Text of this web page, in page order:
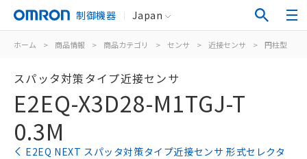
制御機器 Japan
ホーム > 商品情報 > 商品カテゴリ > センサ > 近接センサ > 円柱型
スパッタ対策タイプ近接センサ
E2EQ-X3D28-M1TGJ-T
0.3M
E2EQ NEXT スパッタ対策タイプ近接センサ 形式セレクタ